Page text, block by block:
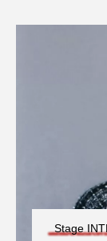
Stage